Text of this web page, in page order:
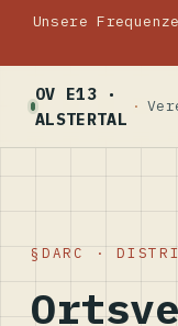
Unsere
OV E13 ·
ALSTERTAL
DARC ·